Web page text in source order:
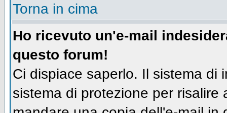
Torna in cima
Ho ricevuto un'e-mail
questo forum!
Ci dispiace saperlo. Il sistema di
sistema di protezione per